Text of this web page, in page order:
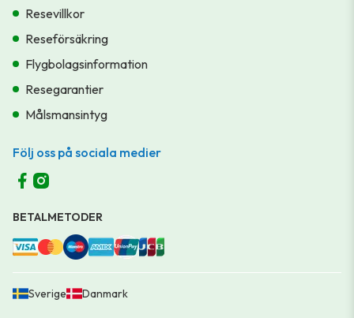
Resevillkor
Reseförsäkring
Flygbolagsinformation
Resegarantier
Målsmansintyg
Följ oss på sociala medier
BETALMETODER
Sverige Danmark